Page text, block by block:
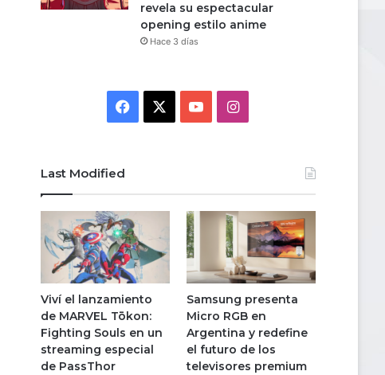
revela su espectacular
opening estilo anime
Hace 3 días
Facebook YouTubeInstagram
Last Modified
Viví el lanzamiento
de MARVEL Tōkon:
Fighting Souls en un
streaming especial
de PassThor
Samsung presenta
Micro RGB en
Argentina y redefine
el futuro de los
televisores premium